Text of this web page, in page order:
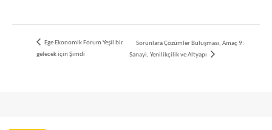
Ege Ekonomik Forum Yeşil bir
gelecek için Şimdi
Sorunlara Çözümler Buluşması, Amaç 9:
Sanayi, Yenilikçilik ve Altyapı